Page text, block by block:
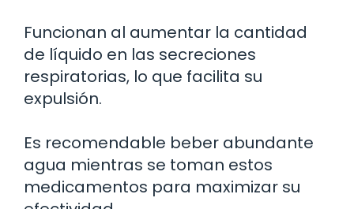
Funcionan al aumentar la cantidad
de líquido en las secreciones
respiratorias, lo que facilita su
expulsión.
Es recomendable beber abundante
agua mientras se toman estos
medicamentos para maximizar su